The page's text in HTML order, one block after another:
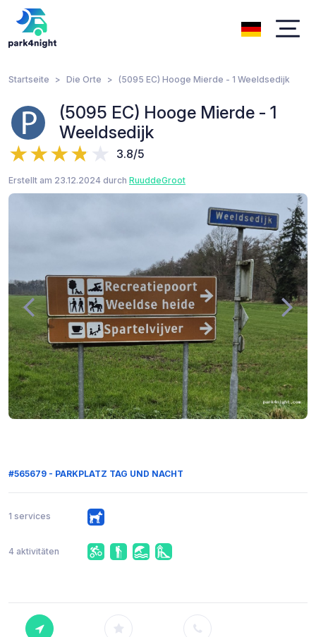
Startseite Die Orte (5095 EC) Hooge Mierde - 1 Weeldsedijk
(5095 EC) Hooge Mierde - 1
Weeldsedijk
3.8/5
Erstellt am 23.12.2024 durch RuuddeGroot
#565679 - PARKPLATZ TAG UND NACHT
1 services
4 aktivitäten